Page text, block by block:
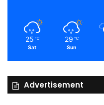
25 ℃
Sat
29 ℃
Sun
Advertisement